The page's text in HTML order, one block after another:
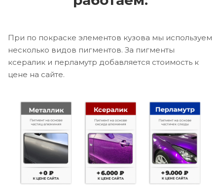
При по покраске элементов кузова мы используем
несколько видов пигментов. За пигменты
ксералик и перламутр добавляется стоимость к
цене на сайте.